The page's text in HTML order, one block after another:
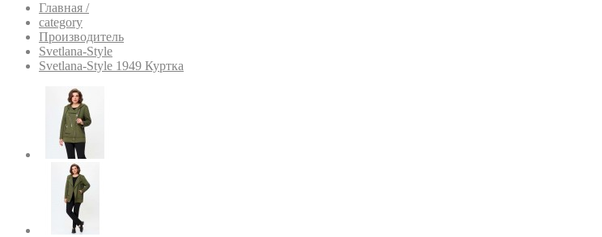
Главная /
category
Производитель
Svetlana-Style
Svetlana-Style 1949 Куртка